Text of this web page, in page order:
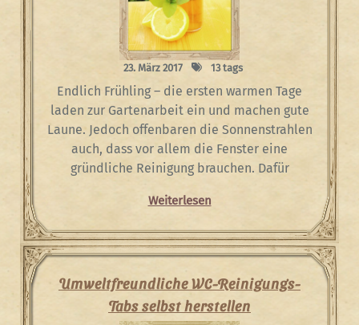
23. März 2017 13 tags
Endlich Frühling – die ersten warmen Tage
laden zur Gartenarbeit ein und machen gute
Laune. Jedoch offenbaren die Sonnenstrahlen
auch, dass vor allem die Fenster eine
gründliche Reinigung brauchen. Dafür
Weiterlesen
Umweltfreundliche WC-Reinigungs-
Tabs selbst herstellen